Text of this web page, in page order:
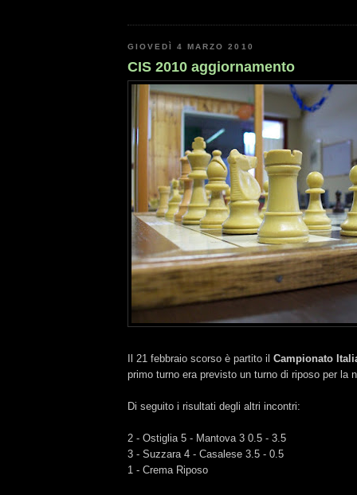
GIOVEDÌ 4 MARZO 2010
CIS 2010 aggiornamento
Il 21 febbraio scorso è partito il Campionato
primo turno era previsto un turno di riposo per la
Di seguito i risultati degli altri incontri:
2 - Ostiglia 5 - Mantova 3 0.5 - 3.5
3 - Suzzara 4 - Casalese 3.5 - 0.5
1 - Crema Riposo